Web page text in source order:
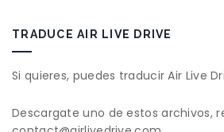
TRADUCE AIR LIVE DRIVE
Si quieres, puedes traducir Air Live
Descargate uno de estos archivos,